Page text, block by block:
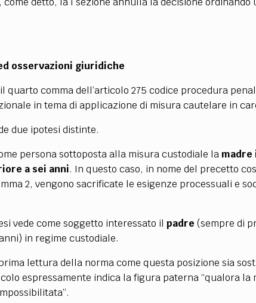
osservazioni giuridiche
quarto comma dell’articolo 275 codice procedura
in tema di applicazione di misura cautelare in
due ipotesi distinte.
persona sottoposta alla misura custodiale la madre
a sei anni. In questo caso, in nome del precetto
2, vengono sacrificate le esigenze processuali e
vede come soggetto interessato il padre (sempre di
in regime custodiale.
lettura della norma come questa posizione sia
espressamente indica la figura paterna “qualora la